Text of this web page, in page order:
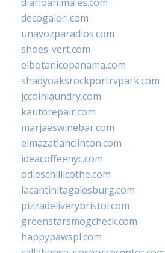
decogaleri.com
unavozparadios.com
shoes-vert.com
elbotanicopanama.com
shadyoaksrockportrvpark.com
jccoinlaundry.com
kautorepair.com
marjaeswinebar.com
elmazatlanclinton.com
ideacoffeenyc.com
odieschillicothe.com
lacantinitagalesburg.com
pizzadeliverybristol.com
greenstarsmogcheck.com
happypawspl.com